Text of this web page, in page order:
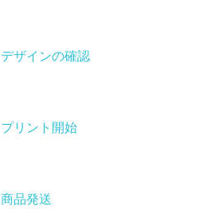
デザインの確認
プリント開始
商品発送